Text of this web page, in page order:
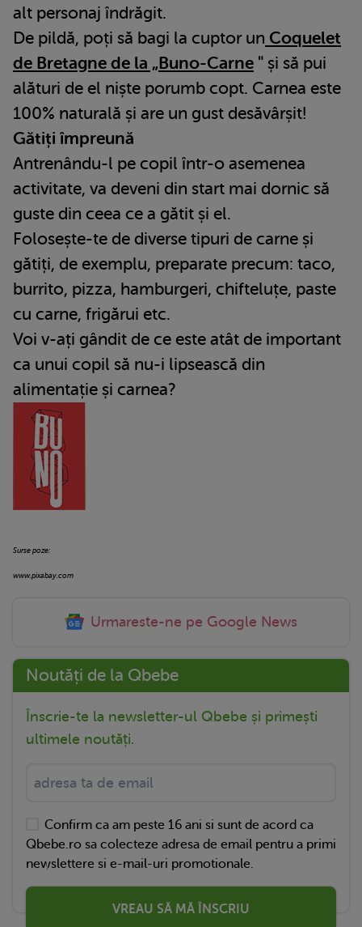
alt personaj îndrăgit.
De pildă, poți să bagi la cuptor un Coquelet
de Bretagne de la „Buno-Carne " și să pui
alături de el niște porumb copt. Carnea este
100% naturală și are un gust desăvârșit!
Gătiți împreună
Antrenându-l pe copil într-o asemenea
activitate, va deveni din start mai dornic să
guste din ceea ce a gătit și el.
Folosește-te de diverse tipuri de carne și
gătiți, de exemplu, preparate precum: taco,
burrito, pizza, hamburgeri, chifteluțe, paste
cu carne, frigărui etc.
Voi v-ați gândit de ce este atât de important
ca unui copil să nu-i lipsească din
alimentație și carnea?
Surse poze:
www.pixabay.com
Urmareste-ne pe Google News
Noutăți de la Qbebe
Înscrie-te la newsletter-ul Qbebe și primești
ultimele noutăți.
Confirm ca am peste 16 ani si sunt de acord ca
Qbebe.ro sa colecteze adresa de email pentru a primi
newslettere si e-mail-uri promotionale.
VREAU SĂ MĂ ÎNSCRIU